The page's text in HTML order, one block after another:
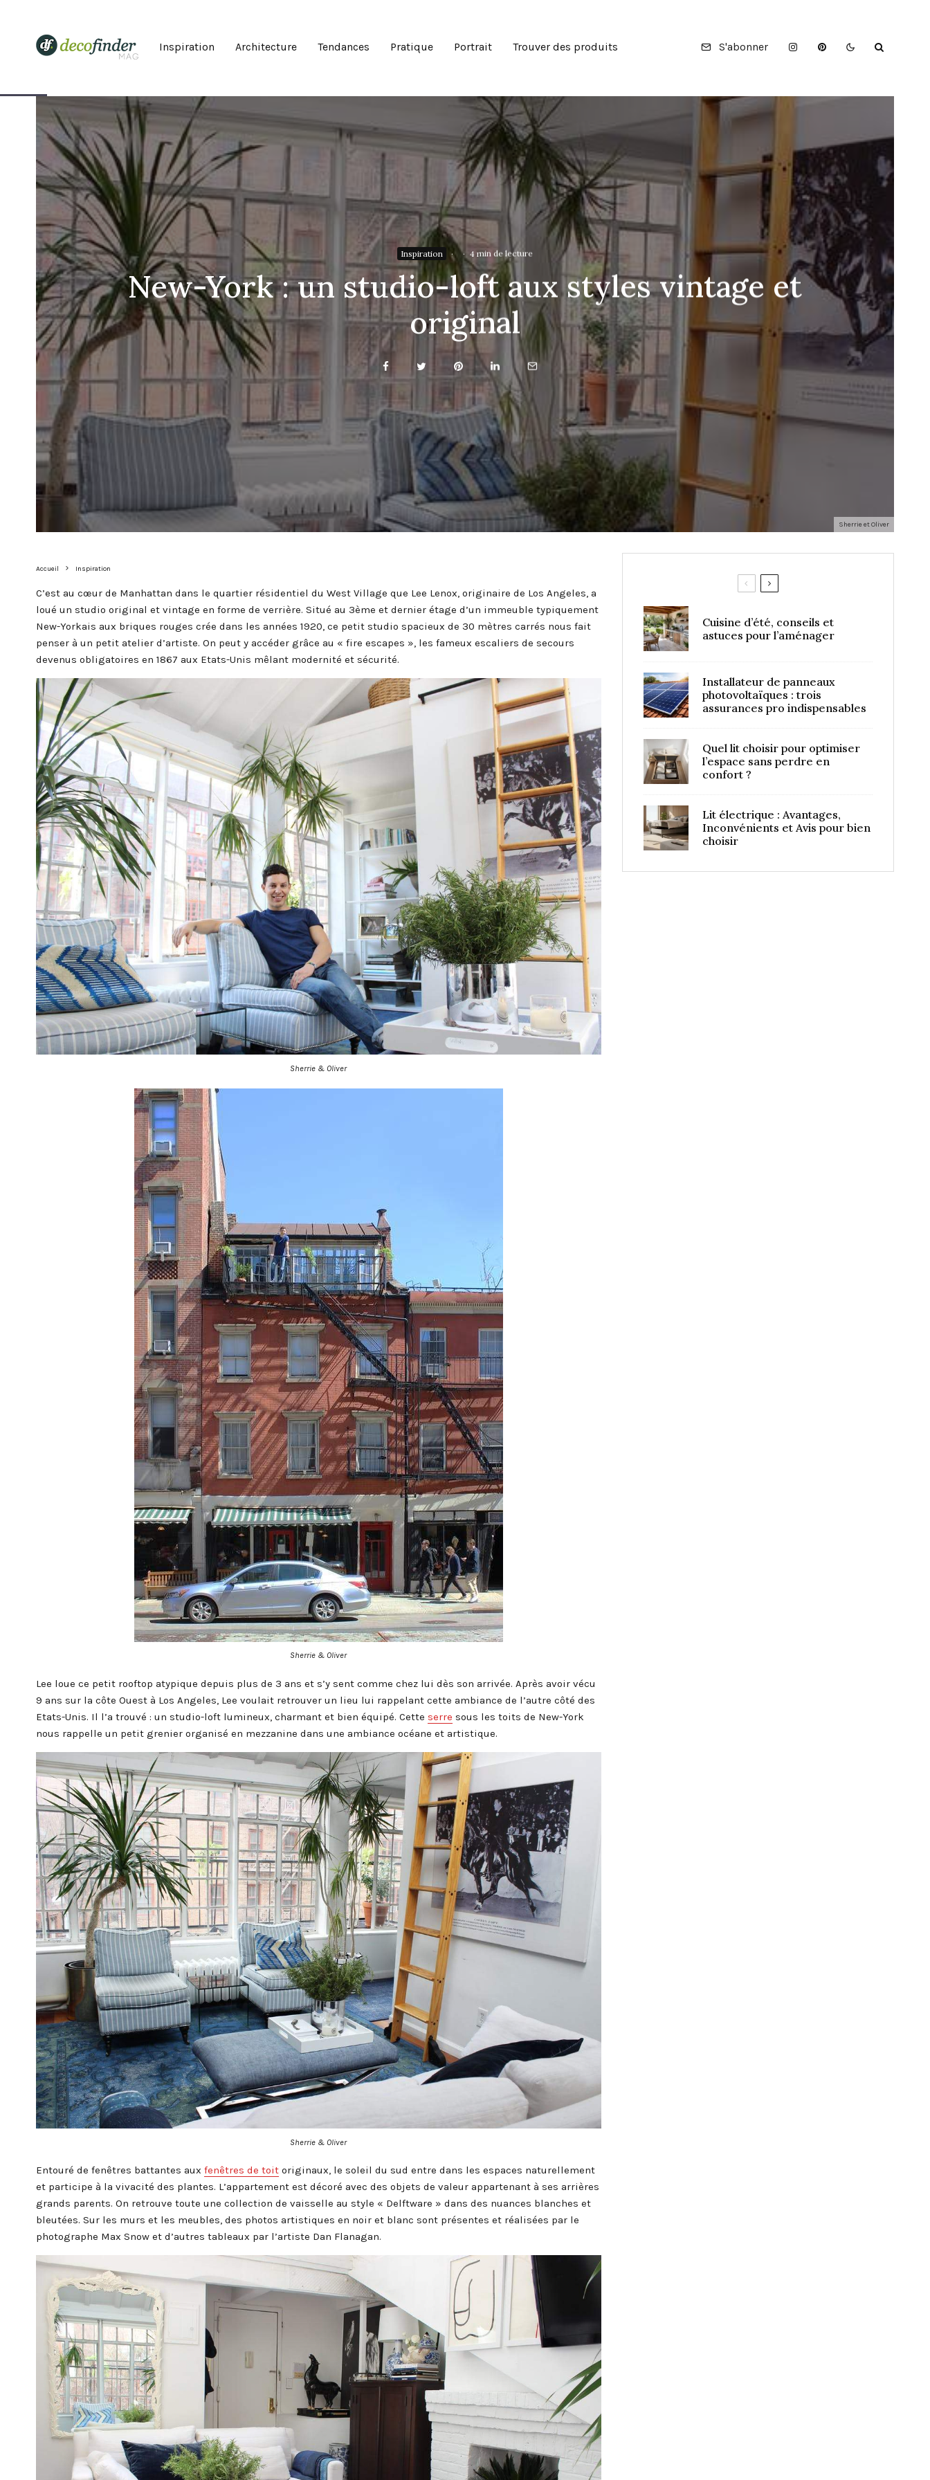
Inspiration Architecture Tendances Pratique Portrait Trouver des produits S'abonner
Sherrie et Oliver
Inspiration · · 4 min de lecture
New-York : un studio-loft aux styles vintage et
original
Accueil Inspiration
C’est au cœur de Manhattan dans le quartier résidentiel du West Village que Lee Lenox, originaire de Los Angeles, a
loué un studio original et vintage en forme de verrière. Situé au 3ème et dernier étage d’un immeuble typiquement
New-Yorkais aux briques rouges crée dans les années 1920, ce petit studio spacieux de 30 mètres carrés nous fait
penser à un petit atelier d’artiste. On peut y accéder grâce au « fire escapes », les fameux escaliers de secours
devenus obligatoires en 1867 aux Etats-Unis mêlant modernité et sécurité.
Sherrie & Oliver
Sherrie & Oliver
Lee loue ce petit rooftop atypique depuis plus de 3 ans et s’y sent comme chez lui dès son arrivée. Après avoir vécu
9 ans sur la côte Ouest à Los Angeles, Lee voulait retrouver un lieu lui rappelant cette ambiance de l’autre côté des
Etats-Unis. Il l’a trouvé : un studio-loft lumineux, charmant et bien équipé. Cette serre sous les toits de New-York
nous rappelle un petit grenier organisé en mezzanine dans une ambiance océane et artistique.
Sherrie & Oliver
Entouré de fenêtres battantes aux fenêtres de toit originaux, le soleil du sud entre dans les espaces naturellement
et participe à la vivacité des plantes. L’appartement est décoré avec des objets de valeur appartenant à ses arrières
grands parents. On retrouve toute une collection de vaisselle au style « Delftware » dans des nuances blanches et
bleutées. Sur les murs et les meubles, des photos artistiques en noir et blanc sont présentes et réalisées par le
photographe Max Snow et d’autres tableaux par l’artiste Dan Flanagan.
Cuisine d’été, conseils et
astuces pour l’aménager
Installateur de panneaux
photovoltaïques : trois
assurances pro indispensables
Quel lit choisir pour optimiser
l’espace sans perdre en
confort ?
Lit électrique : Avantages,
Inconvénients et Avis pour bien
choisir